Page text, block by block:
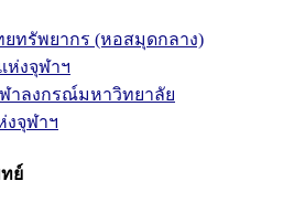
ยทรัพยากร (หอสมุดกลาง)
ห่งจุฬาฯ
าลงกรณ์มหาวิทยาลัย
งจุฬาฯ
ย์